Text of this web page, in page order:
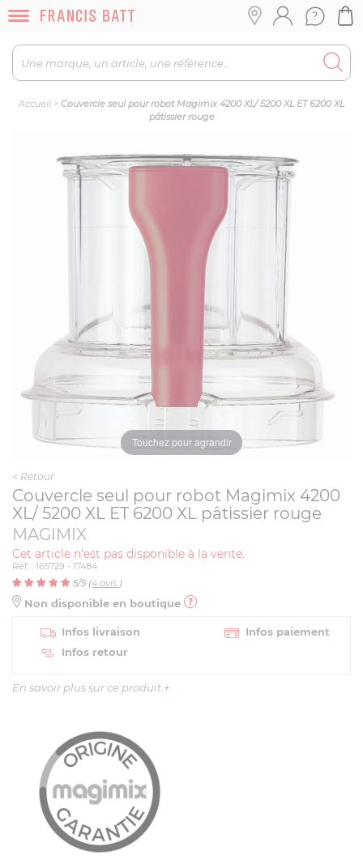
Accueil > Couvercle seul pour robot Magimix 4200 XL/ 5200 XL ET 6200 XL
pâtissier rouge
Touchez pour agrandir
< Retour
Couvercle seul pour robot Magimix 4200
XL/ 5200 XL ET 6200 XL pâtissier rouge
MAGIMIX
Cet article n'est pas disponible à la vente.
Réf. : 165729 - 17484
5/5 (4 avis )
Non disponible en boutique
Infos livraison
Infos paiement
Infos retour
En savoir plus sur ce produit +